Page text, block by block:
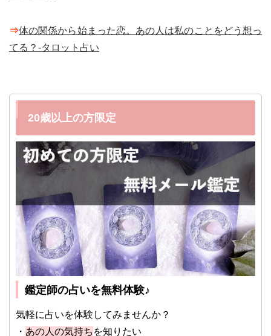
⇒体の関係から始まった恋。あの人は私のことをどう想っ
てる？-タロット占い
20歳以上の方限定
鑑定師の占いを無料体験♪
気軽に占いを体験してみませんか？
・ あの人の気持ち を知りたい